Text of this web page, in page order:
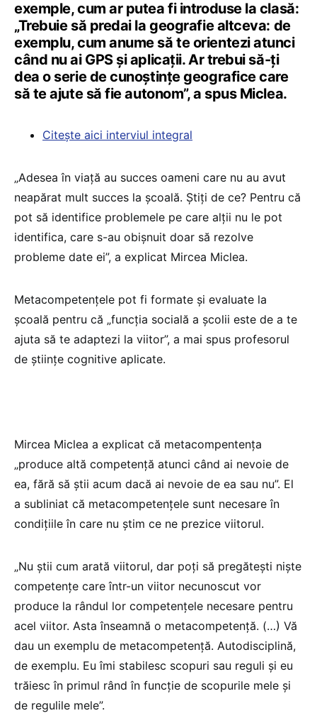
exemple, cum ar putea fi introduse la clasă:
„Trebuie să predai la geografie altceva: de
exemplu, cum anume să te orientezi atunci
când nu ai GPS și aplicații. Ar trebui să-ți
dea o serie de cunoștințe geografice care
să te ajute să fie autonom”, a spus Miclea.
Citește aici interviul integral
„Adesea în viață au succes oameni care nu au avut
neapărat mult succes la școală. Știți de ce? Pentru că
pot să identifice problemele pe care alții nu le pot
identifica, care s-au obișnuit doar să rezolve
probleme date ei”, a explicat Mircea Miclea.
Metacompetențele pot fi formate și evaluate la
școală pentru că „funcția socială a școlii este de a te
ajuta să te adaptezi la viitor”, a mai spus profesorul
de științe cognitive aplicate.
Mircea Miclea a explicat că metacompentența
„produce altă competență atunci când ai nevoie de
ea, fără să știi acum dacă ai nevoie de ea sau nu”. El
a subliniat că metacompetențele sunt necesare în
condițiile în care nu știm ce ne prezice viitorul.
„Nu știi cum arată viitorul, dar poți să pregătești niște
competențe care într-un viitor necunoscut vor
produce la rândul lor competențele necesare pentru
acel viitor. Asta înseamnă o metacompetență. (…) Vă
dau un exemplu de metacompetență. Autodisciplină,
de exemplu. Eu îmi stabilesc scopuri sau reguli și eu
trăiesc în primul rând în funcție de scopurile mele și
de regulile mele”.